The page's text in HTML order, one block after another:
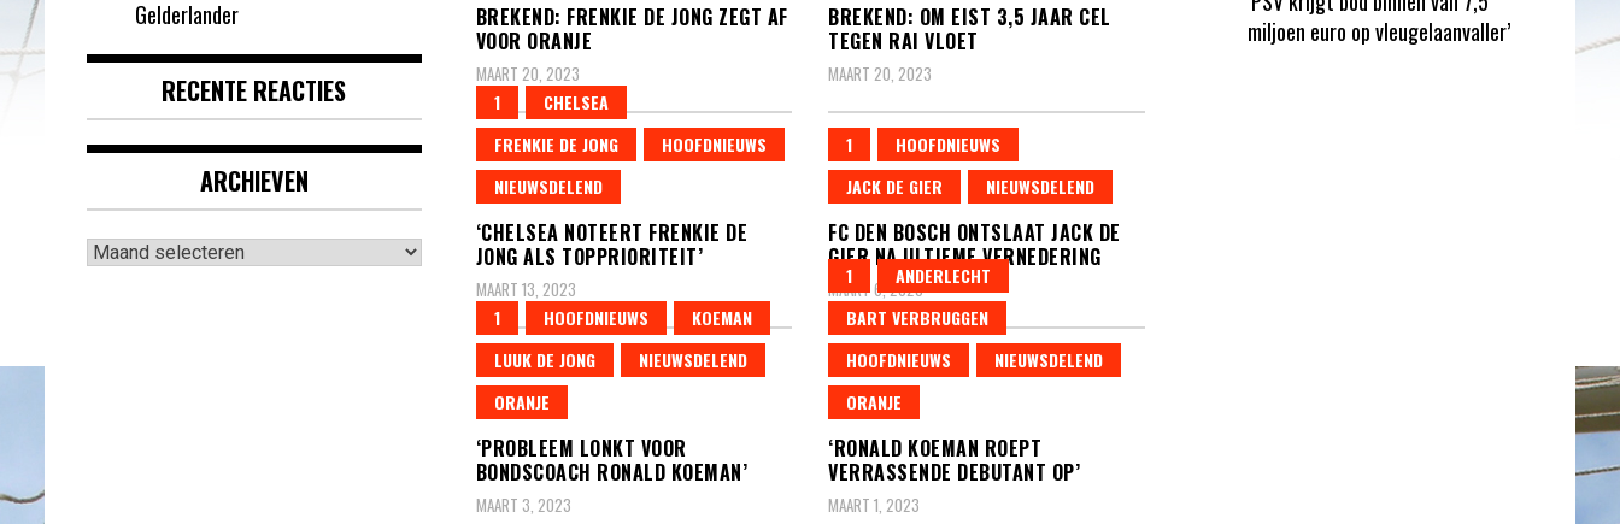
BREKEND: FRENKIE DE JONG ZEGT AF
VOOR ORANJE
MAART 20, 2023
BREKEND: OM EIST 3,5 JAAR CEL
TEGEN RAI VLOET
MAART 20, 2023
1
CHELSEA
FRENKIE DE JONG
HOOFDNIEUWS
NIEUWSDELEND
‘CHELSEA NOTEERT FRENKIE DE
JONG ALS TOPPRIORITEIT’
MAART 13, 2023
1
HOOFDNIEUWS
JACK DE GIER
NIEUWSDELEND
FC DEN BOSCH ONTSLAAT JACK DE
GIER NA ULTIEME VERNEDERING
MAART 6, 2023
1 HOOFDNIEUWS
KOEMAN
LUUK DE JONG
NIEUWSDELEND
ORANJE
‘PROBLEEM LONKT VOOR
BONDSCOACH RONALD KOEMAN’
MAART 3, 2023
1
ANDERLECHT
BART VERBRUGGEN
HOOFDNIEUWS
NIEUWSDELEND
ORANJE
‘RONALD KOEMAN ROEPT
VERRASSENDE DEBUTANT OP’
MAART 1, 2023
Gelderlander
RECENTE REACTIES
ARCHIEVEN
Archieven
miljoen euro op vleugelaanvaller’